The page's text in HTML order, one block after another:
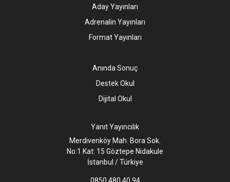
Aday Yayınları
Adrenalin Yayınları
Format Yayınları
Anında Sonuç
Destek Okul
Dijital Okul
Yanıt Yayıncılık
Merdivenköy Mah. Bora Sok.
No:1 Kat: 15 Göztepe Nidakule
İstanbul / Türkiye